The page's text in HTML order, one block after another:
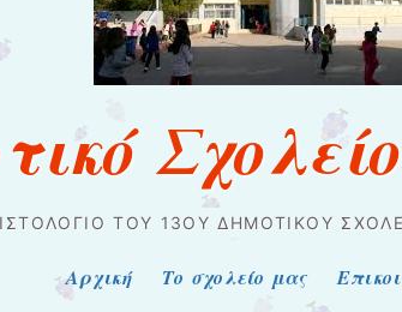
ΤΟΥ 13ΟΥ ΔΗΜΟΤΙΚΟΎ
Αρχική Το σχολείο μας